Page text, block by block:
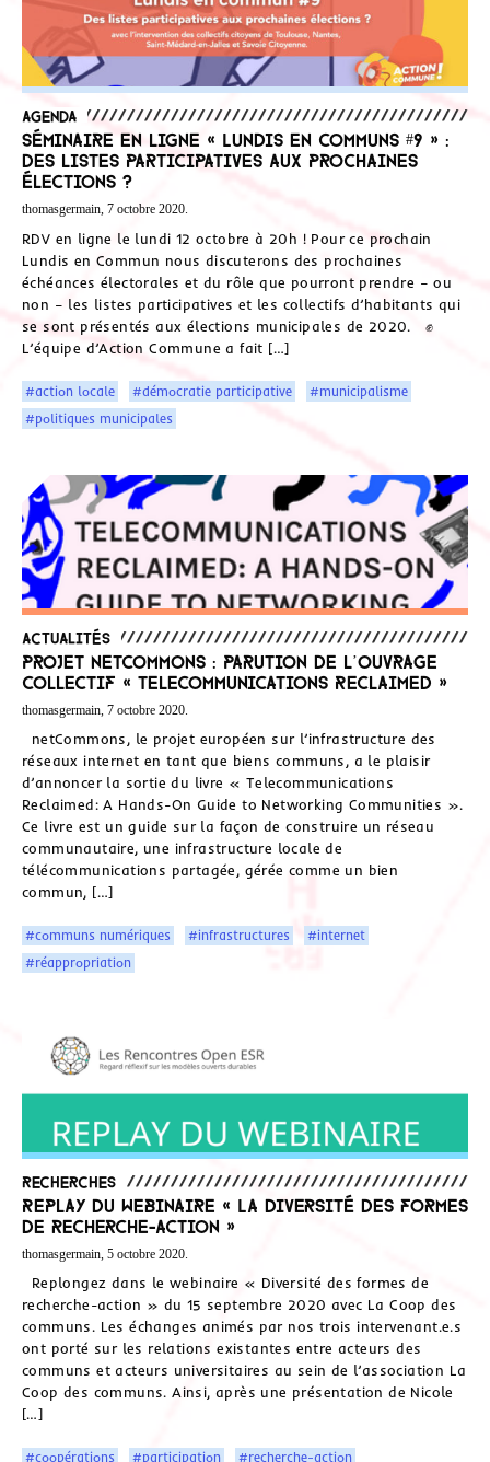
Agenda
Séminaire en ligne « Lundis en communs #9 » :
Des listes participatives aux prochaines
élections ?
thomasgermain, 7 octobre 2020.
RDV en ligne le lundi 12 octobre à 20h ! Pour ce prochain
Lundis en Commun nous discuterons des prochaines
échéances électorales et du rôle que pourront prendre – ou
non – les listes participatives et les collectifs d’habitants qui
se sont présentés aux élections municipales de 2020. ✊
L’équipe d’Action Commune a fait […]
#action locale #démocratie participative
#municipalisme
#politiques municipales
Actualités
Projet netCommons : Parution de l’ouvrage
collectif « Telecommunications Reclaimed »
thomasgermain, 7 octobre 2020.
netCommons, le projet européen sur l’infrastructure des
réseaux internet en tant que biens communs, a le plaisir
d’annoncer la sortie du livre « Telecommunications
Reclaimed: A Hands-On Guide to Networking Communities ».
Ce livre est un guide sur la façon de construire un réseau
communautaire, une infrastructure locale de
télécommunications partagée, gérée comme un bien
commun, […]
#communs numériques #infrastructures
#internet
#réappropriation
Recherches
Replay du webinaire « La diversité des formes
de recherche-action »
thomasgermain, 5 octobre 2020.
Replongez dans le webinaire « Diversité des formes de
recherche-action » du 15 septembre 2020 avec La Coop des
communs. Les échanges animés par nos trois intervenant.e.s
ont porté sur les relations existantes entre acteurs des
communs et acteurs universitaires au sein de l’association La
Coop des communs. Ainsi, après une présentation de Nicole
[…]
#coopérations #participation #recherche-action